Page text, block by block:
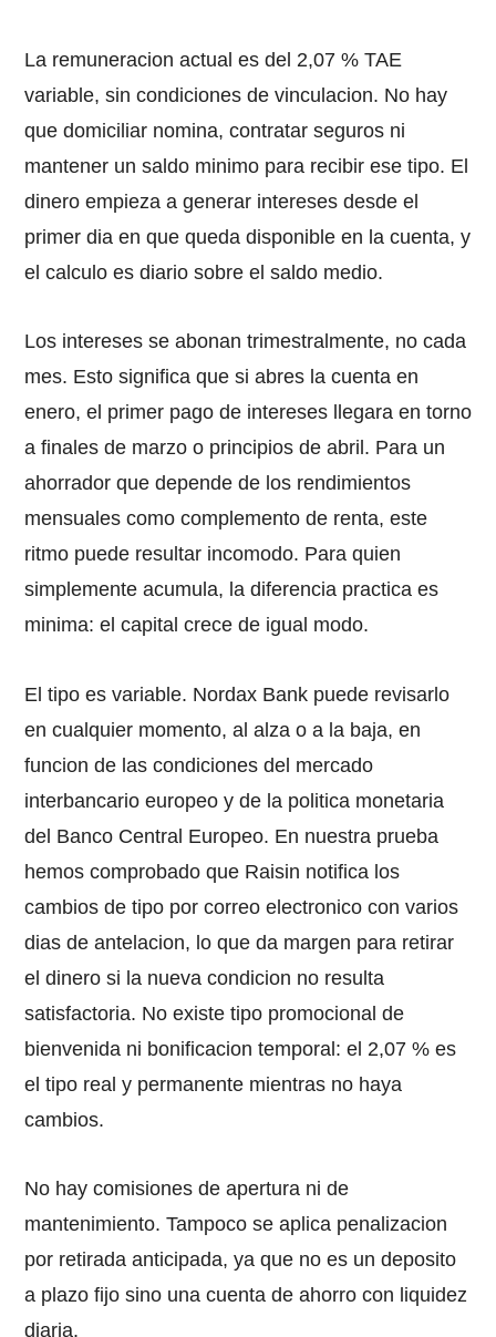
La remuneracion actual es del 2,07 % TAE
variable, sin condiciones de vinculacion. No hay
que domiciliar nomina, contratar seguros ni
mantener un saldo minimo para recibir ese tipo. El
dinero empieza a generar intereses desde el
primer dia en que queda disponible en la cuenta, y
el calculo es diario sobre el saldo medio.
Los intereses se abonan trimestralmente, no cada
mes. Esto significa que si abres la cuenta en
enero, el primer pago de intereses llegara en torno
a finales de marzo o principios de abril. Para un
ahorrador que depende de los rendimientos
mensuales como complemento de renta, este
ritmo puede resultar incomodo. Para quien
simplemente acumula, la diferencia practica es
minima: el capital crece de igual modo.
El tipo es variable. Nordax Bank puede revisarlo
en cualquier momento, al alza o a la baja, en
funcion de las condiciones del mercado
interbancario europeo y de la politica monetaria
del Banco Central Europeo. En nuestra prueba
hemos comprobado que Raisin notifica los
cambios de tipo por correo electronico con varios
dias de antelacion, lo que da margen para retirar
el dinero si la nueva condicion no resulta
satisfactoria. No existe tipo promocional de
bienvenida ni bonificacion temporal: el 2,07 % es
el tipo real y permanente mientras no haya
cambios.
No hay comisiones de apertura ni de
mantenimiento. Tampoco se aplica penalizacion
por retirada anticipada, ya que no es un deposito
a plazo fijo sino una cuenta de ahorro con liquidez
diaria.